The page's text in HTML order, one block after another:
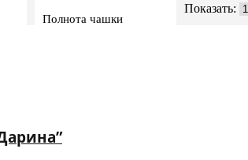
Полнота чашки
Показать: